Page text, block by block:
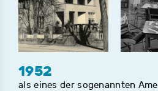
1952
als eines der sogenannten